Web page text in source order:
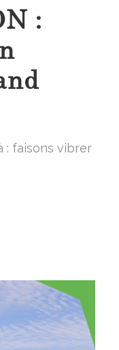
:
: faisons vibrer